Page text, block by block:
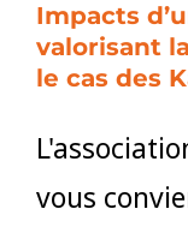
Impacts
valorisant
le cas des
vous